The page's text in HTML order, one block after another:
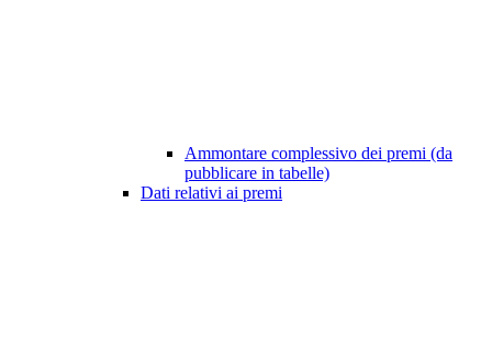
Ammontare complessivo dei premi (da
pubblicare in tabelle)
Dati relativi ai premi